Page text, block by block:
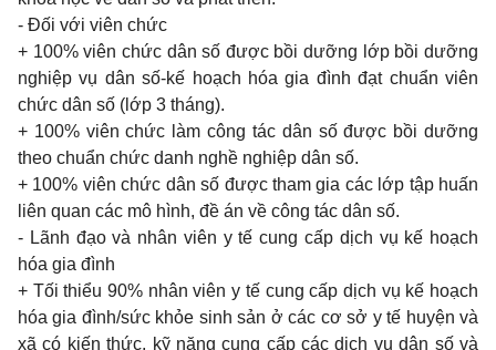
- Đối với viên chức
+ 100% viên chức dân số được bồi dưỡng lớp bồi dưỡng
nghiệp vụ dân số-kế hoạch hóa gia đình đạt chuẩn viên
chức dân số (lớp 3 tháng).
+ 100% viên chức làm công tác dân số được bồi dưỡng
theo chuẩn chức danh nghề nghiệp dân số.
+ 100% viên chức dân số được tham gia các lớp tập huấn
liên quan các mô hình, đề án về công tác dân số.
- Lãnh đạo và nhân viên ytếcung cấp dịch vụ kế hoạch
hóa gia đình
+ Tối thiểu90% nhân viêny tế cungcấp dịch vụ kế hoạch
hóagia đình/sức khỏe sinhsản ở các cơ sở ytế huyện và
xã có kiến thức, kỹ năngcung cấp các dịch vụ dân số và